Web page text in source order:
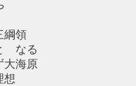
綱領
ゝなる
大海原
想